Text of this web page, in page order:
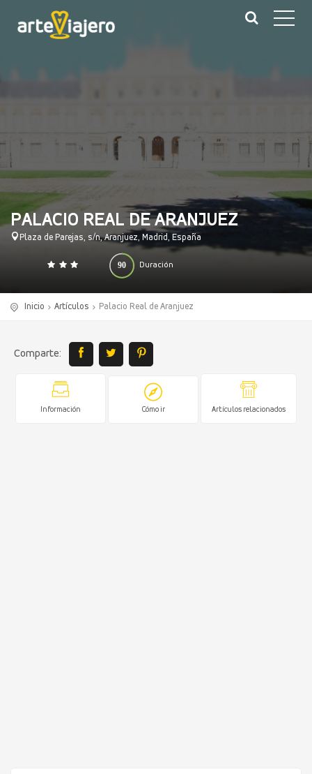
PALACIO REAL DE ARANJUEZ
Plaza de Parejas, s/n, Aranjuez, Madrid, España
Duración
90
0 140
Inicio Artículos Palacio Real de Aranjuez
Comparte:
Información Cómo ir Artículos relacionados